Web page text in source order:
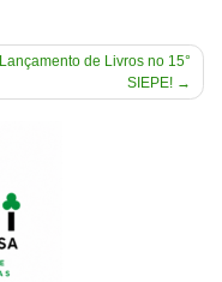
Lançamento de Livros no 15°
SIEPE!